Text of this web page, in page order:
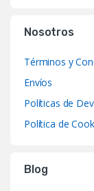
Nosotros
Términos y
Envíos
Políticas de
Política de
Blog